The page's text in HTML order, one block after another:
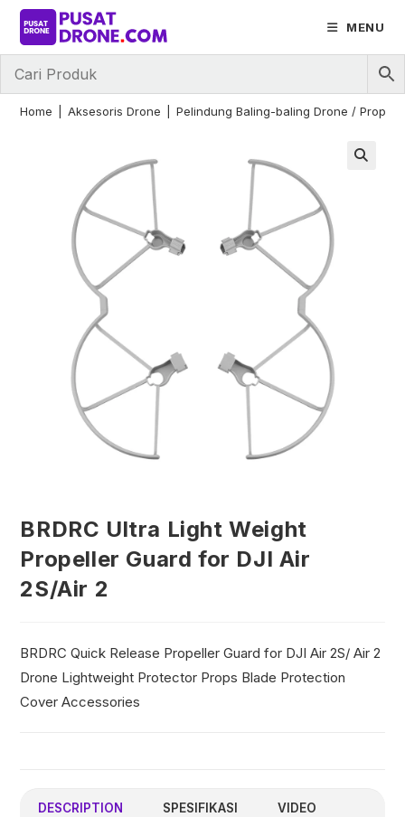
Skip
content
MENU
Home Aksesoris Drone Pelindung Baling-baling Drone /
BRDRC Ultra Light Weight
Propeller Guard for DJI Air
2S/Air 2
BRDRC Quick Release Propeller Guard for DJI Air 2S/ Air 2
Drone Lightweight Protector Props Blade Protection
Cover Accessories
DESCRIPTION SPESIFIKASI VIDEO